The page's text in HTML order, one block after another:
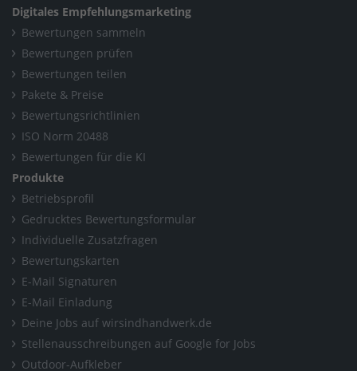
Digitales Empfehlungsmarketing
Bewertungen sammeln
Bewertungen prüfen
Bewertungen teilen
Pakete & Preise
Bewertungsrichtlinien
ISO Norm 20488
Bewertungen für die KI
Produkte
Betriebsprofil
Gedrucktes Bewertungsformular
Individuelle Zusatzfragen
Bewertungskarten
E-Mail Signaturen
E-Mail Einladung
Deine Jobs auf wirsindhandwerk.de
Stellenausschreibungen auf Google for Jobs
Outdoor-Aufkleber